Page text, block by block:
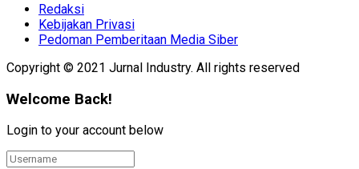
Redaksi
Kebijakan Privasi
Pedoman Pemberitaan Media Siber
Copyright © 2021 Jurnal Industry. All rights reserved
Welcome Back!
Login to your account below